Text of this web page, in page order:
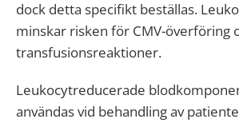
dock detta specifikt beställas.
minskar risken för CMV-överföring
transfusionsreaktioner.
Leukocytreducerade
användas vid behandling av